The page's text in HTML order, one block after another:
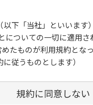
下「当社」といいま
についての⼀切に適⽤
たものが利⽤規約と
従うものとします）
時変更することができ
規約に同意しない